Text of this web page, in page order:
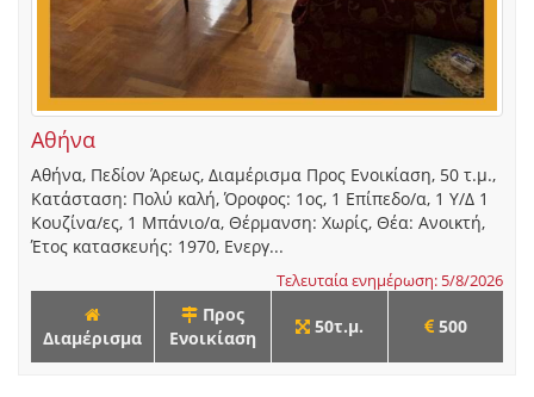
Αθήνα
Αθήνα, Πεδίον Άρεως, Διαμέρισμα Προς Ενοικίαση, 50 τ.μ.,
Κατάσταση: Πολύ καλή, Όροφος: 1ος, 1 Επίπεδο/α, 1 Υ/Δ 1
Κουζίνα/ες, 1 Μπάνιο/α, Θέρμανση: Χωρίς, Θέα: Ανοικτή,
Έτος κατασκευής: 1970, Ενεργ...
Τελευταία ενημέρωση: 5/8/2026
Διαμέρισμα
Προς
Ενοικίαση
50τ.μ. 500